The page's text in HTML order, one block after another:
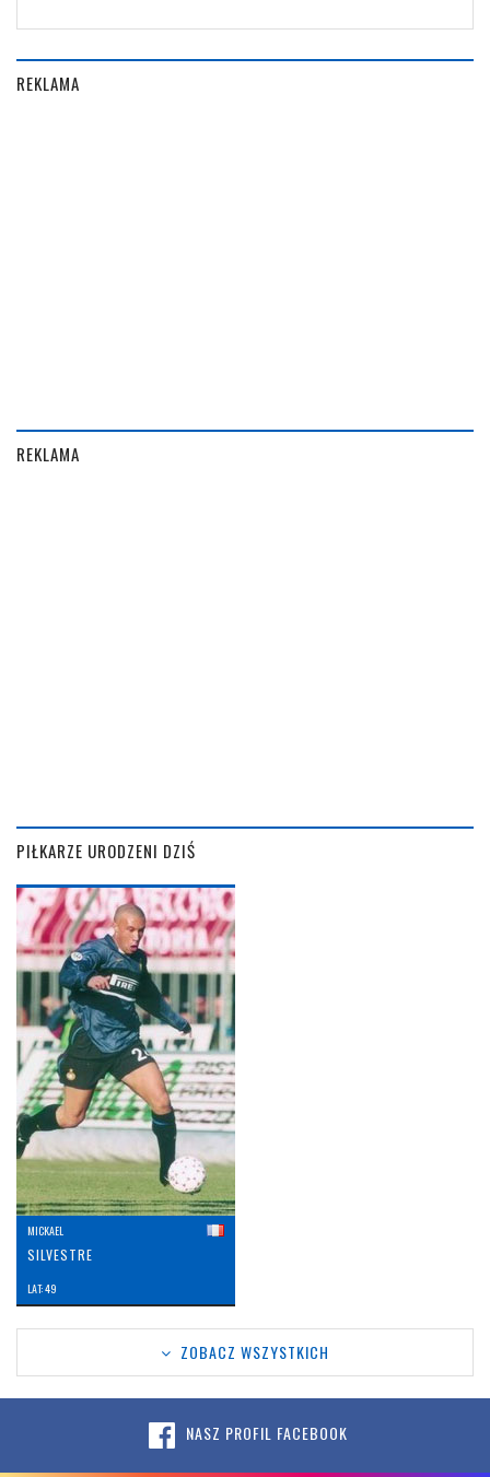
REKLAMA
REKLAMA
PIŁKARZE URODZENI DZIŚ
MICKAEL
SILVESTRE
LAT: 49
ZOBACZ WSZYSTKICH
NASZ PROFIL FACEBOOK